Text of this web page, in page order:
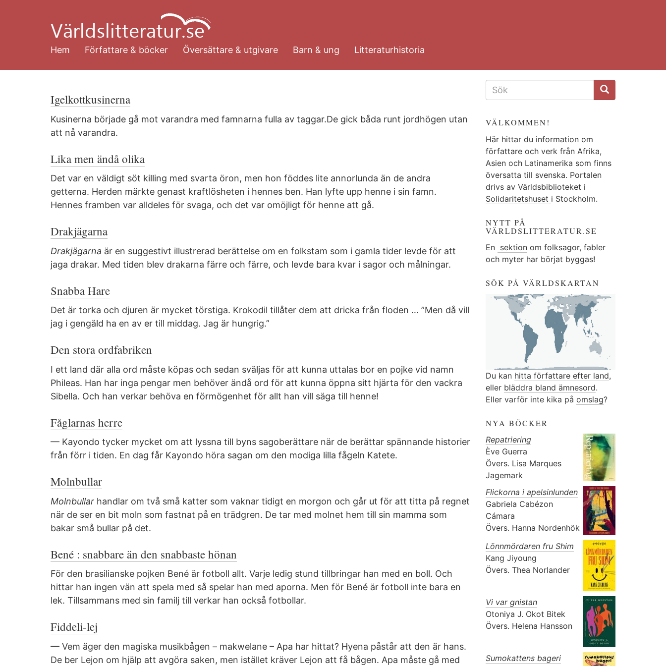
huvudinnehåll
Hem
Författare & böcker Översättare & utgivare Barn & ung Litteraturhistoria
Igelkottkusinerna
Kusinerna började gå mot varandra med famnarna fulla av taggar.De gick båda runt jordhögen utan
att nå varandra.
Lika men ändå olika
Det var en väldigt söt killing med svarta öron, men hon föddes lite annorlunda än de andra
getterna. Herden märkte genast kraftlösheten i hennes ben. Han lyfte upp henne i sin famn.
Hennes framben var alldeles för svaga, och det var omöjligt för henne att gå.
Drakjägarna
Drakjägarna är en suggestivt illustrerad berättelse om en folkstam som i gamla tider levde för att
jaga drakar. Med tiden blev drakarna färre och färre, och levde bara kvar i sagor och målningar.
Snabba Hare
Det är torka och djuren är mycket törstiga. Krokodil tillåter dem att dricka från floden … ”Men då vill
jag i gengäld ha en av er till middag. Jag är hungrig.”
Den stora ordfabriken
I ett land där alla ord måste köpas och sedan sväljas för att kunna uttalas bor en pojke vid namn
Phileas. Han har inga pengar men behöver ändå ord för att kunna öppna sitt hjärta för den vackra
Sibella. Och han verkar behöva en förmögenhet för allt han vill säga till henne!
Fåglarnas herre
— Kayondo tycker mycket om att lyssna till byns sagoberättare när de berättar spännande historier
från förr i tiden. En dag får Kayondo höra sagan om den modiga lilla fågeln Katete.
Molnbullar
Molnbullar handlar om två små katter som vaknar tidigt en morgon och går ut för att titta på regnet
när de ser en bit moln som fastnat på en trädgren. De tar med molnet hem till sin mamma som
bakar små bullar på det.
Bené : snabbare än den snabbaste hönan
För den brasilianske pojken Bené är fotboll allt. Varje ledig stund tillbringar han med en boll. Och
hittar han ingen vän att spela med så spelar han med aporna. Men för Bené är fotboll inte bara en
lek. Tillsammans med sin familj till verkar han också fotbollar.
Fiddeli-lej
— Vem äger den magiska musikbågen – makwelane – Apa har hittat? Hyena påstår att den är hans.
De ber Lejon om hjälp att avgöra saken, men istället kräver Lejon att få bågen. Apa måste gå med
SÖKFORMULÄR
VÄLKOMMEN!
Här hittar du information om
författare och verk från Afrika,
Asien och Latinamerika som finns
översatta till svenska. Portalen
drivs av Världsbiblioteket i
Solidaritetshuset i Stockholm.
NYTT PÅ
VÄRLDSLITTERATUR.SE
En sektionom folksagor, fabler
och myter har börjat byggas!
SÖK PÅ VÄRLDSKARTAN
Du kan hitta författare efter land,
eller bläddra bland ämnesord.
Eller varför inte kika på omslag?
NYA BÖCKER
Repatriering
Ève Guerra
Övers. Lisa Marques
Jagemark
Flickorna i apelsinlunden
Gabriela Cabézon
Cámara
Övers. Hanna Nordenhök
Lönnmördaren fru Shim
Kang Jiyoung
Övers. Thea Norlander
Vi var gnistan
Otoniya J. Okot Bitek
Övers. Helena Hansson
Sumokattens bageri